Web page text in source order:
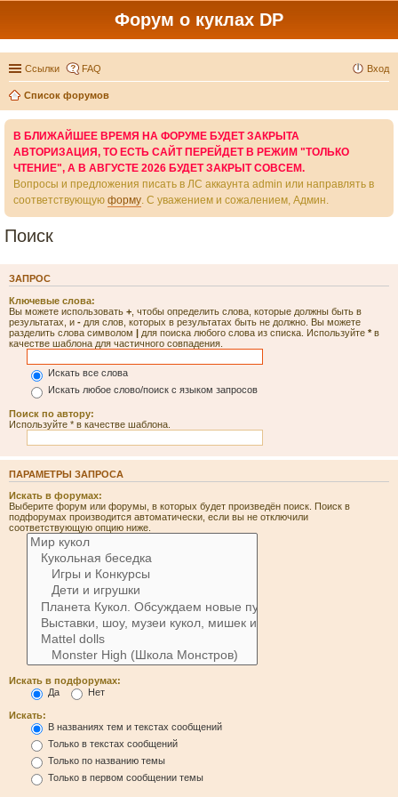
Форум о куклах DP
Ссылки FAQ Вход
Список форумов
В БЛИЖАЙШЕЕ ВРЕМЯ НА ФОРУМЕ БУДЕТ ЗАКРЫТА
АВТОРИЗАЦИЯ, ТО ЕСТЬ САЙТ ПЕРЕЙДЕТ В РЕЖИМ "ТОЛЬКО
ЧТЕНИЕ", А В АВГУСТЕ 2026 БУДЕТ ЗАКРЫТ СОВСЕМ.
Вопросы и предложения писать в ЛС аккаунта admin или направлять в
соответствующую форму. С уважением и сожалением, Админ.
Поиск
ЗАПРОС
Ключевые слова:
Вы можете использовать + , чтобы определить слова, которые должны быть в
результатах, и - для слов, которых в результатах быть не должно. Вы можете
разделить слова символом | для поиска любого слова из списка. Используйте *в
качестве шаблона для частичного совпадения.
Искать все слова
Искать любое слово/поиск с языком запросов
Поиск по автору:
Используйте * в качестве шаблона.
ПАРАМЕТРЫ ЗАПРОСА
Искать в форумах:
Выберите форум или форумы, в которых будет произведён поиск. Поиск в
подфорумах производится автоматически, если вы не отключили
соответствующую опцию ниже.
Искать в подфорумах:
Да
Нет
Искать:
В названиях тем и текстах сообщений
Только в текстах сообщений
Только по названию темы
Только в первом сообщении темы